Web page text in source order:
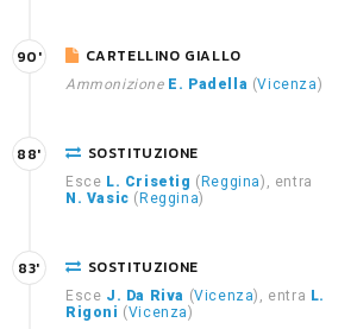
CARTELLINO GIALLO
Ammonizione E. Padella (Vicenza)
90'
SOSTITUZIONE
Esce L. Crisetig ( Reggina), entra
N. Vasic ( Reggina)
88'
SOSTITUZIONE
Esce J. Da Riva (Vicenza), entra L.
Rigoni (Vicenza)
83'